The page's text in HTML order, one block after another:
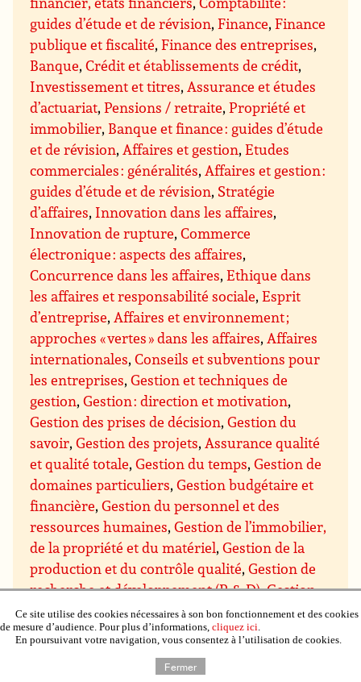
guides d’étude et de révision,Finance,Finance
publique et fiscalité,Finance des entreprises,
Banque,Crédit et établissements de crédit,
Investissement et titres,Assurance et études
d’actuariat,Pensions / retraite,Propriété et
immobilier, Banque et finance : guides d’étude
et de révision,Affaires et gestion,Etudes
commerciales : généralités,Affaires et gestion :
guides d’étude et de révision, Stratégie
d’affaires, Innovation dans les affaires,
Innovation de rupture,Commerce
électronique : aspects des affaires,
Concurrence dans les affaires,Ethique dans
les affaires et responsabilité sociale,Esprit
d’entreprise,Affaires et environnement ;
approches « vertes » dans les affaires,Affaires
internationales,Conseils et subventions pour
les entreprises,Gestion et techniques de
gestion,Gestion : direction et motivation,
Gestion des prises de décision,Gestion du
savoir,Gestion des projets,Assurance qualité
et qualité totale,Gestion du temps,Gestion de
domaines particuliers,Gestion budgétaire et
financière,Gestion du personnel et des
ressources humaines,Gestion de l’immobilier,
de la propriété et du matériel,Gestion de la
production et du contrôle qualité,Gestion de
recherche et développement (R & D),Gestion
des ventes et marketing,Gestion des achats et
des approvisionnements,Gestion de la
distribution et de la logistique
Communication et présentation
Ce site utilise des cookies nécessaires à son bon fonctionnement et des cookies
de mesure d’audience. Pour plus d’informations, cliquez ici.
En poursuivant votre navigation, vous consentez à l’utilisation de cookies.
Fermer